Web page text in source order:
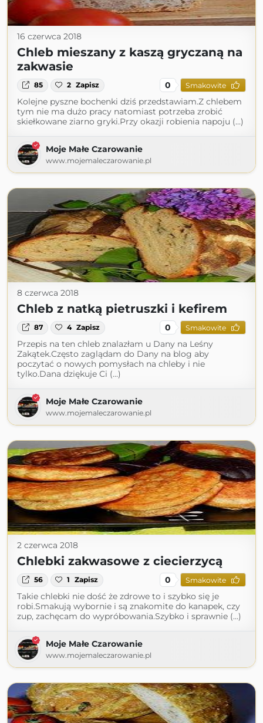
16 czerwca 2018
Chleb mieszany z kaszą gryczaną na
zakwasie
85 2 Zapisz 0 Smakowite
Kolejne pyszne bochenki dziś przedstawiam.Z chlebem
tym nie ma dużo pracy natomiast potrzeba zrobić
skiełkowane ziarno gryki.Przy okazji robienia napoju (...)
Moje Małe Czarowanie
www.mojemaleczarowanie.pl
8 czerwca 2018
Chleb z natką pietruszki i kefirem
87 4 Zapisz 0 Smakowite
Przepis na ten chleb znalazłam u Dany na Leśny
Zakątek.Często zaglądam do Dany na blog aby
poczytać o nowych pomysłach na chleby i nie
tylko.Dana dziękuje Ci (...)
Moje Małe Czarowanie
www.mojemaleczarowanie.pl
2 czerwca 2018
Chlebki zakwasowe z ciecierzycą
56 1 Zapisz 0 Smakowite
Takie chlebki nie dość że zdrowe to i szybko się je
robi.Smakują wybornie i są znakomite do kanapek, czy
zup, zachęcam do wypróbowania.Szybko i sprawnie (...)
Moje Małe Czarowanie
www.mojemaleczarowanie.pl